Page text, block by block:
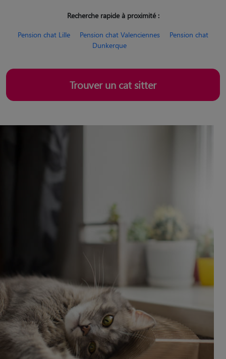
Recherche rapide à proximité :
Pension chat Lille
Pension chat Valenciennes
Pension chat
Dunkerque
Trouver un cat sitter